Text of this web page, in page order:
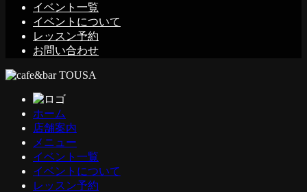
イベント一覧
イベントについて
レッスン予約
お問い合わせ
ホーム
店舗案内
メニュー
イベント一覧
イベントについて
レッスン予約